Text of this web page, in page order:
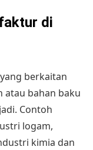
di
berkaitan
atau bahan baku
Contoh
logam,
kimia dan